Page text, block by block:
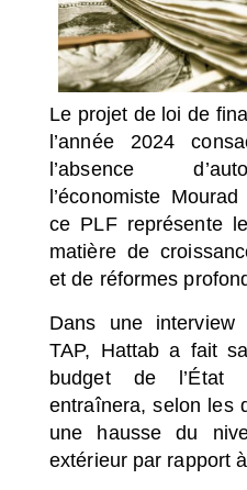
Le projet de loi de
l’année 2024
l’absence
l’économiste
ce PLF représente
matière de
et de réformes
Dans une interview
TAP, Hattab a fait
budget de l’État
entraînera, selon les
une hausse du
extérieur par rapport